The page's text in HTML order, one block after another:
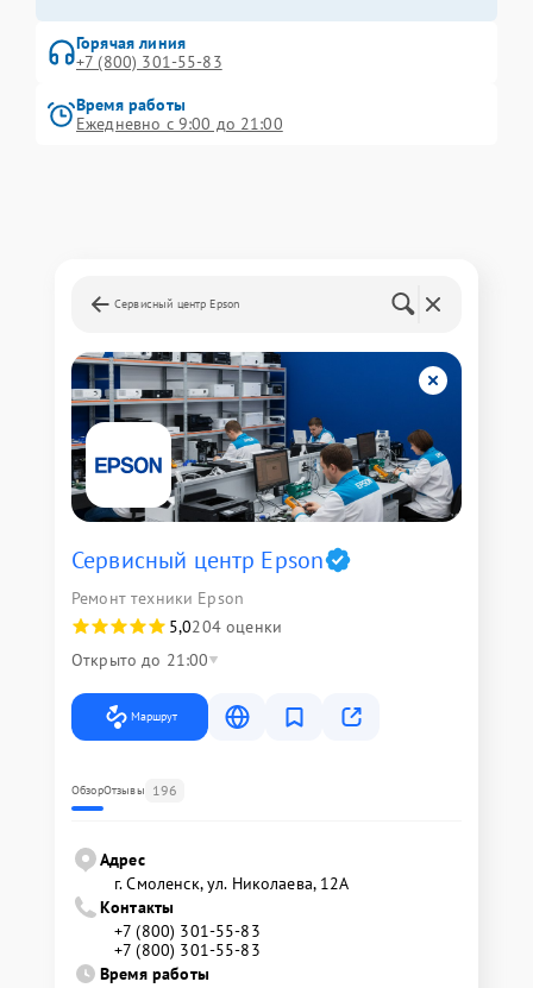
Горячая линия
+7 (800) 301-55-83
Время работы
Ежедневно с 9:00 до 21:00
Сервисный центр Epson
Сервисный центр Epson
Ремонт техники Epson
5,0204 оценки
Открыто до 21:00
Маршрут
ОбзорОтзывы 196
Адрес
г. Смоленск, ул. Николаева, 12А
Контакты
+7 (800) 301-55-83
+7 (800) 301-55-83
Время работы